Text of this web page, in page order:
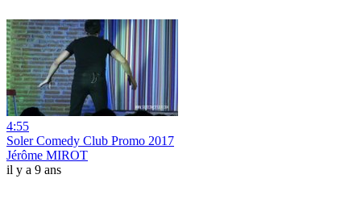
4:55
Soler Comedy Club Promo 2017
Jérôme MIROT
il y a 9 ans